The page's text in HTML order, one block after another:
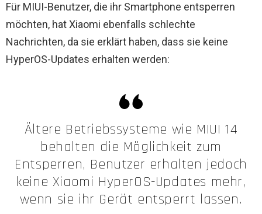
Für MIUI-Benutzer, die ihr Smartphone entsperren
möchten, hat Xiaomi ebenfalls schlechte
Nachrichten, da sie erklärt haben, dass sie keine
HyperOS-Updates erhalten werden:
Ältere Betriebssysteme wie MIUI 14
behalten die Möglichkeit zum
Entsperren, Benutzer erhalten jedoch
keine Xiaomi HyperOS-Updates mehr,
wenn sie ihr Gerät entsperrt lassen.